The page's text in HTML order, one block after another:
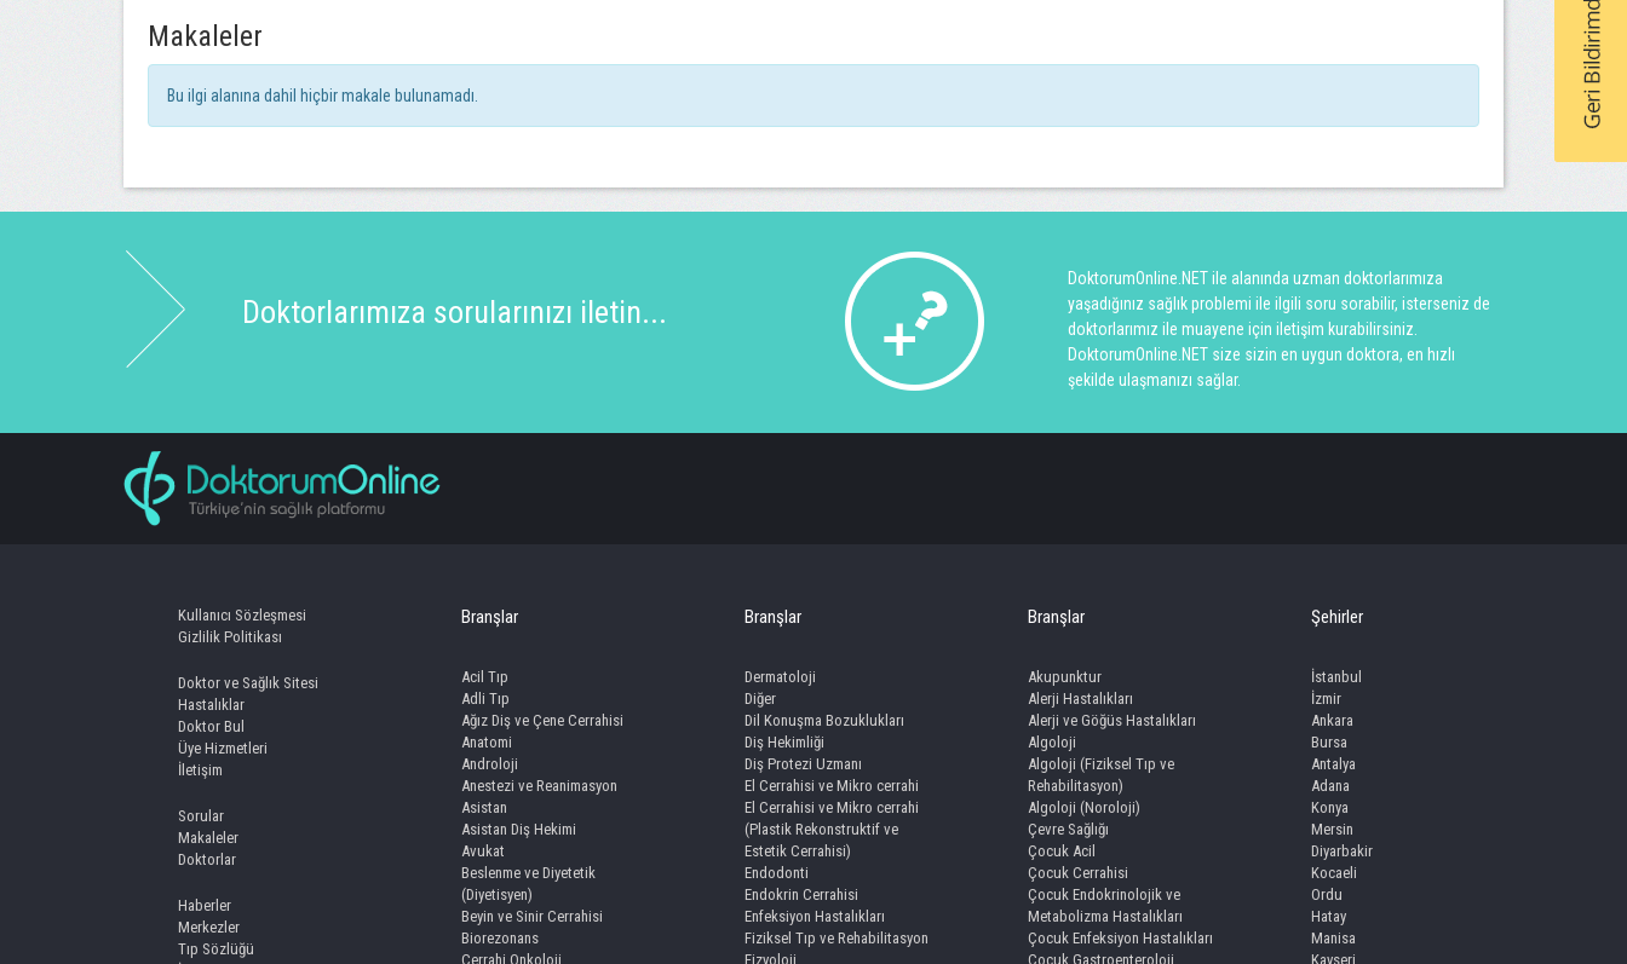
Makaleler
Bu ilgi alanına dahil hiçbir makale bulunamadı.
Doktorlarımıza sorularınızı iletin...
DoktorumOnline.NET ile alanında uzman doktorlarımıza
yaşadığınız sağlık problemi ile ilgili soru sorabilir, isterseniz de
doktorlarımız ile muayene için iletişim kurabilirsiniz.
DoktorumOnline.NET size sizin en uygun doktora, en hızlı
şekilde ulaşmanızı sağlar.
Kullanıcı Sözleşmesi
Gizlilik Politikası
Doktor ve Sağlık Sitesi
Hastalıklar
Doktor Bul
Üye Hizmetleri
İletişim
Sorular
Makaleler
Doktorlar
Haberler
Merkezler
Tıp Sözlüğü
Branşlar
Acil Tıp
Adli Tıp
Ağız Diş ve Çene Cerrahisi
Anatomi
Androloji
Anestezi ve Reanimasyon
Asistan
Asistan Diş Hekimi
Avukat
Beslenme ve Diyetetik
(Diyetisyen)
Beyin ve Sinir Cerrahisi
Biorezonans
Cerrahi Onkoloji
Branşlar
Dermatoloji
Diğer
Dil Konuşma Bozuklukları
Diş Hekimliği
Diş Protezi Uzmanı
El Cerrahisi ve Mikro cerrahi
El Cerrahisi ve Mikro cerrahi
(Plastik Rekonstruktif ve
Estetik Cerrahisi)
Endodonti
Endokrin Cerrahisi
Enfeksiyon Hastalıkları
Fiziksel Tıp ve Rehabilitasyon
Fizyoloji
Branşlar
Akupunktur
Alerji Hastalıkları
Alerji ve Göğüs Hastalıkları
Algoloji
Algoloji (Fiziksel Tıp ve
Rehabilitasyon)
Algoloji (Noroloji)
Çevre Sağlığı
Çocuk Acil
Çocuk Cerrahisi
Çocuk Endokrinolojik ve
Metabolizma Hastalıkları
Çocuk Enfeksiyon Hastalıkları
Çocuk Gastroenteroloji,
Şehirler
İstanbul
İzmir
Ankara
Bursa
Antalya
Adana
Konya
Mersin
Diyarbakir
Kocaeli
Ordu
Hatay
Manisa
Kayseri